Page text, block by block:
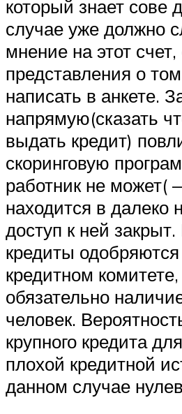
который знает сове
случае уже должно
мнение на этот счет,
представления о
написать в анкете.
напрямую(сказать
выдать кредит)
скоринговую
работник не может(
находится в далеко
доступ к ней
кредиты
кредитном комитете,
обязательно
человек.
крупного кредита
плохой кредитной
данном случае